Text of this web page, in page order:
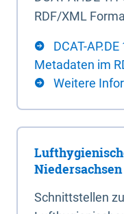
RDF/XML
DCAT-
Metadaten im
Weitere
Niedersachsen
Schnittstellen